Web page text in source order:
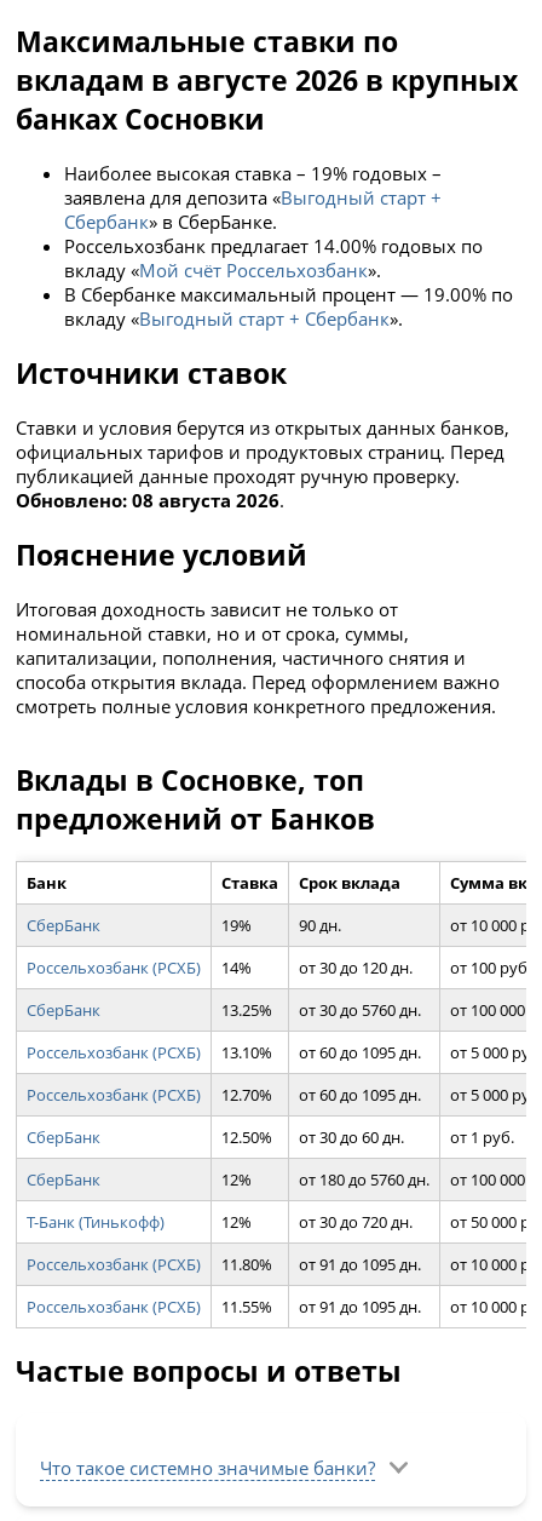
Максимальные ставки по
вкладам в августе 2026 в крупных
банках Сосновки
Наиболее высокая ставка – 19% годовых –
заявлена для депозита «Выгодный старт +
Сбербанк» в СберБанке.
Россельхозбанк предлагает 14.00% годовых по
вкладу «Мой счёт Россельхозбанк».
В Сбербанке максимальный процент — 19.00% по
вкладу «Выгодный старт + Сбербанк».
Источники ставок
Ставки и условия берутся из открытых данных банков,
официальных тарифов и продуктовых страниц. Перед
публикацией данные проходят ручную проверку.
Обновлено: 08 августа 2026.
Пояснение условий
Итоговая доходность зависит не только от
номинальной ставки, но и от срока, суммы,
капитализации, пополнения, частичного снятия и
способа открытия вклада. Перед оформлением важно
смотреть полные условия конкретного предложения.
Вклады в Сосновке, топ
предложений от Банков
Банк Ставка Срок вклада
Сумма
СберБанк
19% 90 дн.
от 10 000
Россельхозбанк (РСХБ)
14% от 30 до 120 дн.
от 100 руб.
СберБанк
13.25% от 30 до 5760 дн.
от 100 000
Россельхозбанк (РСХБ)
13.10% от 60 до 1095 дн.
от 5 000
Россельхозбанк (РСХБ)
12.70% от 60 до 1095 дн.
от 5 000
СберБанк
12.50% от 30 до 60 дн.
от 1 руб.
СберБанк
12% от 180 до 5760 дн.
от 100 000
Т-Банк (Тинькофф)
12% от 30 до 720 дн.
от 50 000
Россельхозбанк (РСХБ)
11.80% от 91 до 1095 дн.
от 10 000
Россельхозбанк (РСХБ)
11.55% от 91 до 1095 дн. от 10 000
Частые вопросы и ответы
Что такое системно значимые банки?